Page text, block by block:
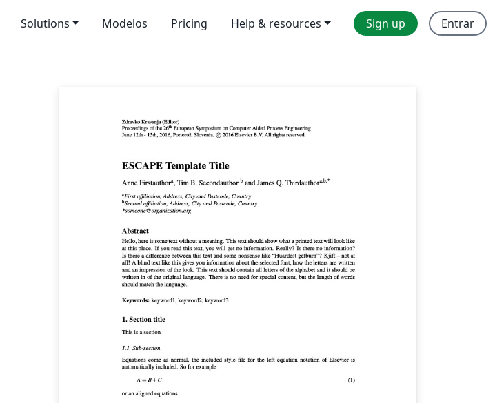
Solutions Modelos Pricing Help & resources Sign up Entrar